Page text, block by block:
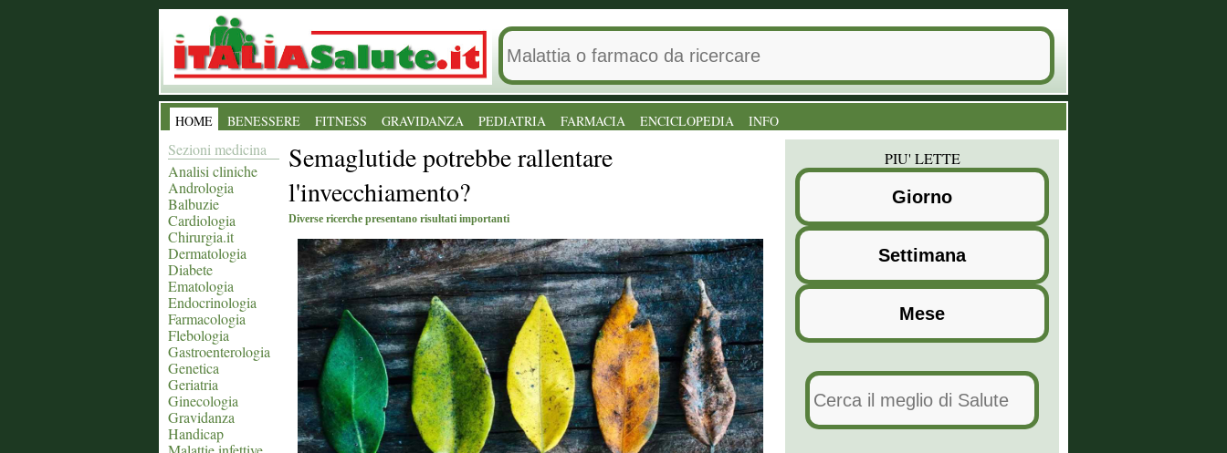
HOME BENESSERE FITNESS GRAVIDANZA PEDIATRIA FARMACIA ENCICLOPEDIA INFO
Sezioni medicina
Analisi cliniche
Andrologia
Balbuzie
Cardiologia
Chirurgia.it
Dermatologia
Diabete
Ematologia
Endocrinologia
Farmacologia
Flebologia
Gastroenterologia
Genetica
Geriatria
Ginecologia
Gravidanza
Handicap
Semaglutide potrebbe rallentare
l'invecchiamento?
Diverse ricerche presentano risultati importanti
PIU' LETTE